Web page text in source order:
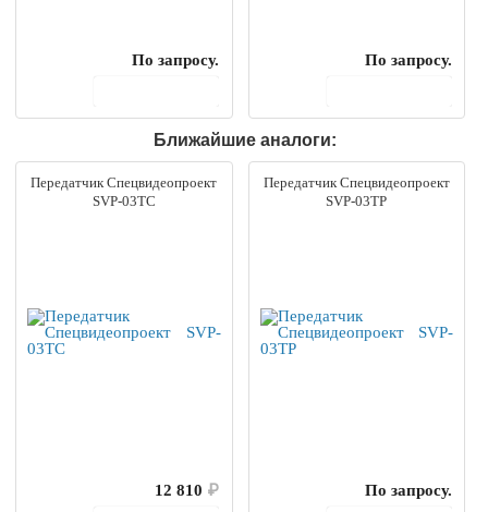
По запросу.
По запросу.
Ближайшие аналоги:
Передатчик Спецвидеопроект
SVP-03TC
12 810 ₽
Передатчик Спецвидеопроект
SVP-03TP
По запросу.